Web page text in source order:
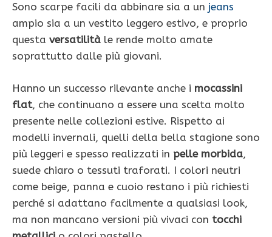
Sono scarpe facili da abbinare sia a un jeans
ampio sia a un vestito leggero estivo, e proprio
questa versatilità le rende molto amate
soprattutto dalle più giovani.
Hanno un successo rilevante anche i mocassini
flat, che continuano a essere una scelta molto
presente nelle collezioni estive. Rispetto ai
modelli invernali, quelli della bella stagione sono
più leggeri e spesso realizzati in pelle morbida,
suede chiaro o tessuti traforati. I colori neutri
come beige, panna e cuoio restano i più richiesti
perché si adattano facilmente a qualsiasi look,
ma non mancano versioni più vivaci con tocchi